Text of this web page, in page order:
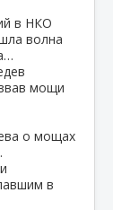
волна
мощи
о мощах
в